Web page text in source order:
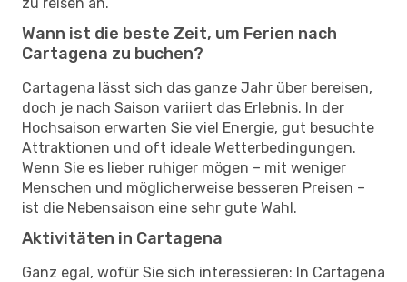
Wann ist die beste Zeit, um Ferien nach
Cartagena zu buchen?
Cartagena lässt sich das ganze Jahr über bereisen,
doch je nach Saison variiert das Erlebnis. In der
Hochsaison erwarten Sie viel Energie, gut besuchte
Attraktionen und oft ideale Wetterbedingungen.
Wenn Sie es lieber ruhiger mögen – mit weniger
Menschen und möglicherweise besseren Preisen –
ist die Nebensaison eine sehr gute Wahl.
Aktivitäten in Cartagena
Ganz egal, wofür Sie sich interessieren: In Cartagena